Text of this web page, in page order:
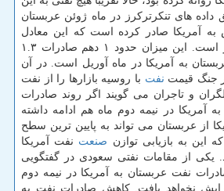
های تنکرترکرز در ماه ژوئن عربستان
به آمریکا صادر کرده است که این معادل
۱۳۳٫۰۰۰ بشکه در روز است. این میزان حدود ۱ دهم صادرات ۱.۳
به آمریکا در ماه آوریل است. در آن
جنگ قیمت نفت با روسیه بازارها را از نفت
و تاجران می گویند اگر روند صادرات
آمریکا در نیمه دوم ماه هم ادامه داشته
از عربستان می تواند به پایین ترین سطح
صنعت نفت آمریکا
یکی از مقامات نفتی سعودی در گفتگویی
نفت عربستان به آمریکا در نیمه دوم
نخواهد یافت. کاهش صادرات نفت به